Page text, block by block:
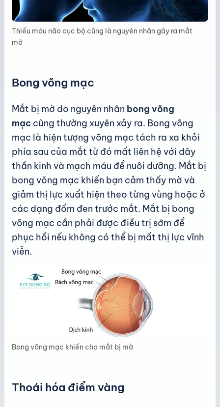
Thiếu máu não cục bộ cũng là nguyên nhân gây ra mắt
mờ
Bong võng mạc
Mắt bị mờ do nguyên nhân bong võng
mạc cũng thường xuyên xảy ra. Bong võng
mạc là hiện tượng võng mạc tách ra xa khỏi
phía sau của mắt từ đó mất liên hệ với dây
thần kinh và mạch máu để nuôi dưỡng. Mắt bị
bong võng mạc khiến bạn cảm thấy mờ và
giảm thị lực xuất hiện theo từng vùng hoặc ở
các dạng đốm đen trước mắt. Mắt bị bong
võng mạc cần phải được điều trị sớm để
phục hồi nếu không có thể bị mất thị lực vĩnh
viễn.
Bong võng mạc khiến cho mắt bị mờ
Thoái hóa điểm vàng